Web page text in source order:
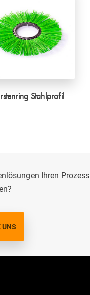
Stahlprofil
Ihren Prozess
UNS